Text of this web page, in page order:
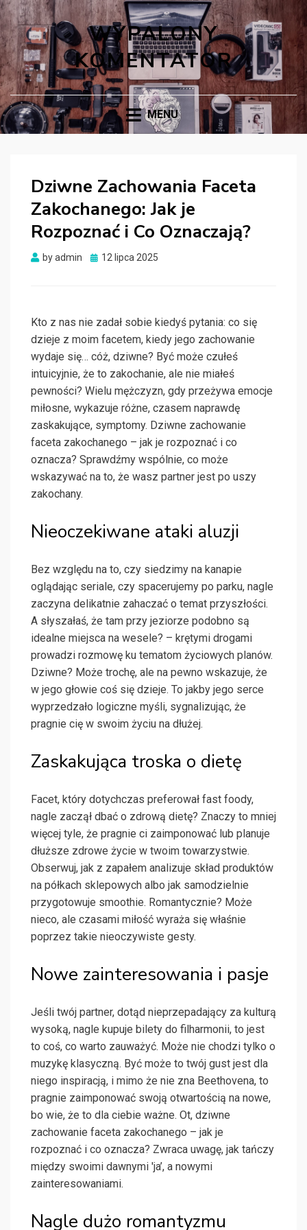
WYPALONY
KOMENTATOR
MENU
Dziwne Zachowania Faceta
Zakochanego: Jak je
Rozpoznać i Co Oznaczają?
byadmin
Posted
12 lipca 2025
Kto z nas nie zadał sobie kiedyś pytania: co się
dzieje z moim facetem, kiedy jego zachowanie
wydaje się… cóż, dziwne? Być może czułeś
intuicyjnie, że to zakochanie, ale nie miałeś
pewności? Wielu mężczyzn, gdy przeżywa emocje
miłosne, wykazuje różne, czasem naprawdę
zaskakujące, symptomy. Dziwne zachowanie
faceta zakochanego – jak je rozpoznać i co
oznacza? Sprawdźmy wspólnie, co może
wskazywać na to, że wasz partner jest po uszy
zakochany.
Nieoczekiwane ataki aluzji
Bez względu na to, czy siedzimy na kanapie
oglądając seriale, czy spacerujemy po parku, nagle
zaczyna delikatnie zahaczać o temat przyszłości.
A słyszałaś, że tam przy jeziorze podobno są
idealne miejsca na wesele? – krętymi drogami
prowadzi rozmowę ku tematom życiowych planów.
Dziwne? Może trochę, ale na pewno wskazuje, że
w jego głowie coś się dzieje. To jakby jego serce
wyprzedzało logiczne myśli, sygnalizując, że
pragnie cię w swoim życiu na dłużej.
Zaskakująca troska o dietę
Facet, który dotychczas preferował fast foody,
nagle zaczął dbać o zdrową dietę? Znaczy to mniej
więcej tyle, że pragnie ci zaimponować lub planuje
dłuższe zdrowe życie w twoim towarzystwie.
Obserwuj, jak z zapałem analizuje skład produktów
na półkach sklepowych albo jak samodzielnie
przygotowuje smoothie. Romantycznie? Może
nieco, ale czasami miłość wyraża się właśnie
poprzez takie nieoczywiste gesty.
Nowe zainteresowania i pasje
Jeśli twój partner, dotąd nieprzepadający za kulturą
wysoką, nagle kupuje bilety do filharmonii, to jest
to coś, co warto zauważyć. Może nie chodzi tylko o
muzykę klasyczną. Być może to twój gust jest dla
niego inspiracją, i mimo że nie zna Beethovena, to
pragnie zaimponować swoją otwartością na nowe,
bo wie, że to dla ciebie ważne. Ot, dziwne
zachowanie faceta zakochanego – jak je
rozpoznać i co oznacza? Zwraca uwagę, jak tańczy
między swoimi dawnymi 'ja’, a nowymi
zainteresowaniami.
Nagle dużo romantyzmu